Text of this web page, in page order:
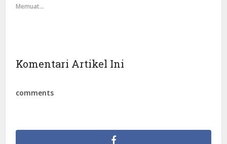
Memuat...
Komentari Artikel Ini
comments